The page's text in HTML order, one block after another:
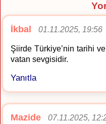
İkbal 01.11.2025, 19:56
Şiirde Türkiye’nin tarihi
vatan sevgisidir.
Yanıtla
Mazide 07.11.2025,